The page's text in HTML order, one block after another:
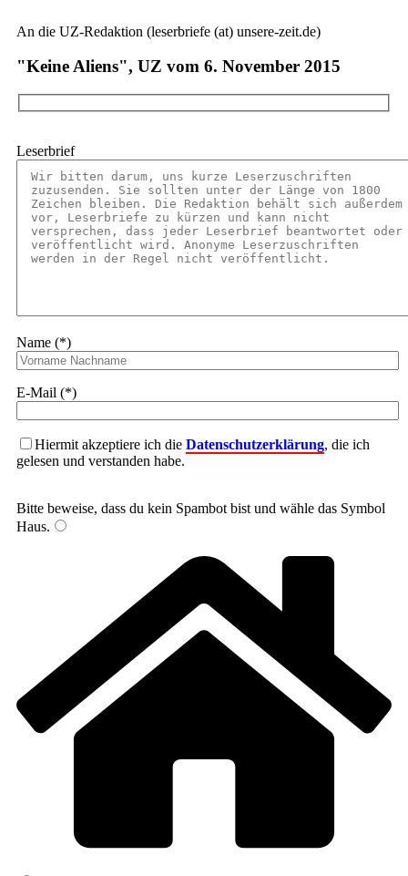
An die UZ-Redaktion (leserbriefe (at) unsere-zeit.de)
"Keine Aliens", UZ vom 6. November 2015
Leserbrief
Name (*)
E-Mail (*)
Hiermit akzeptiere ich die Datenschutzerklärung, die ich
gelesen und verstanden habe.
Bitte beweise, dass du kein Spambot bist und wähle das Symbol
Haus.